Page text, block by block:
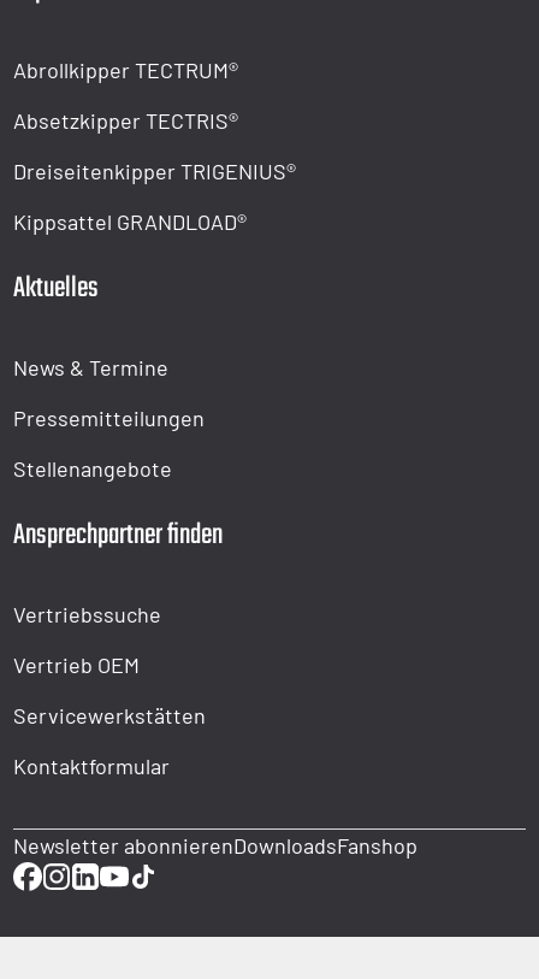
Abrollkipper TECTRUM®
Absetzkipper TECTRIS®
Dreiseitenkipper TRIGENIUS®
Kippsattel GRANDLOAD®
Aktuelles
News & Termine
Pressemitteilungen
Stellenangebote
Ansprechpartner finden
Vertriebssuche
Vertrieb OEM
Servicewerkstätten
Kontaktformular
Newsletter abonnierenDownloadsFanshop